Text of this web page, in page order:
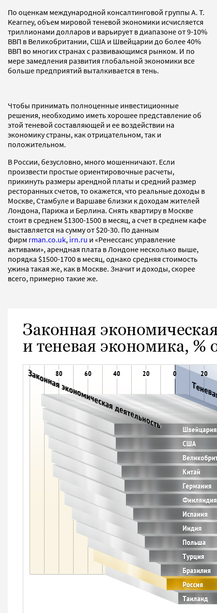
По оценкам международной консалтинговой группы A. T.
Kearney, объем мировой теневой экономики исчисляется
триллионами долларов и варьирует в диапазоне от 9-10%
ВВП в Великобритании, США и Швейцарии до более 40%
ВВП во многих странах с развивающимся рынком. И по
мере замедления развития глобальной экономики все
больше предприятий выталкивается в тень.
Чтобы принимать полноценные инвестиционные
решения, необходимо иметь хорошее представление об
этой теневой составляющей и ее воздействии на
экономику страны, как отрицательном, так и
положительном.
В России, безусловно, много мошенничают. Если
произвести простые ориентировочные расчеты,
прикинуть размеры арендной платы и средний размер
ресторанных счетов, то окажется, что реальные доходы в
Москве, Стамбуле и Варшаве близки к доходам жителей
Лондона, Парижа и Берлина. Снять квартиру в Москве
стоит в среднем $1300-1500 в месяц, а счет в среднем кафе
выставляется на сумму от $20-30. По данным
фирм rman.co.uk, irn.ru и «Ренессанс управление
активами», арендная плата в Лондоне несколько выше,
порядка $1500-1700 в месяц, однако средняя стоимость
ужина такая же, как в Москве. Значит и доходы, скорее
всего, примерно такие же.